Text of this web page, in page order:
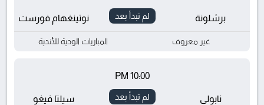
برشلونة لم تبدأ بعد نوتينغهام فورست
غير معروف المباريات الودية للأندية
نابولي
10:00 PM
لم تبدأ بعد سيلتا فيغو